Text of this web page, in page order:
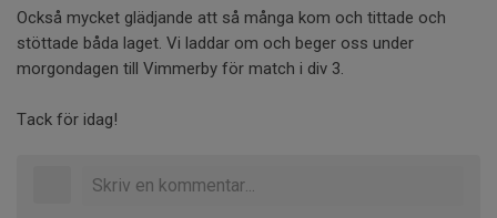
Också mycket glädjande att så många kom och tittade och
stöttade båda laget. Vi laddar om och beger oss under
morgondagen till Vimmerby för match i div 3.
Tack för idag!